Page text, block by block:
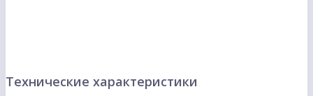
Технические характеристики